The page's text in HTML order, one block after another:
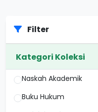
Filter
Kategori Koleksi
Naskah Akademik
Buku Hukum